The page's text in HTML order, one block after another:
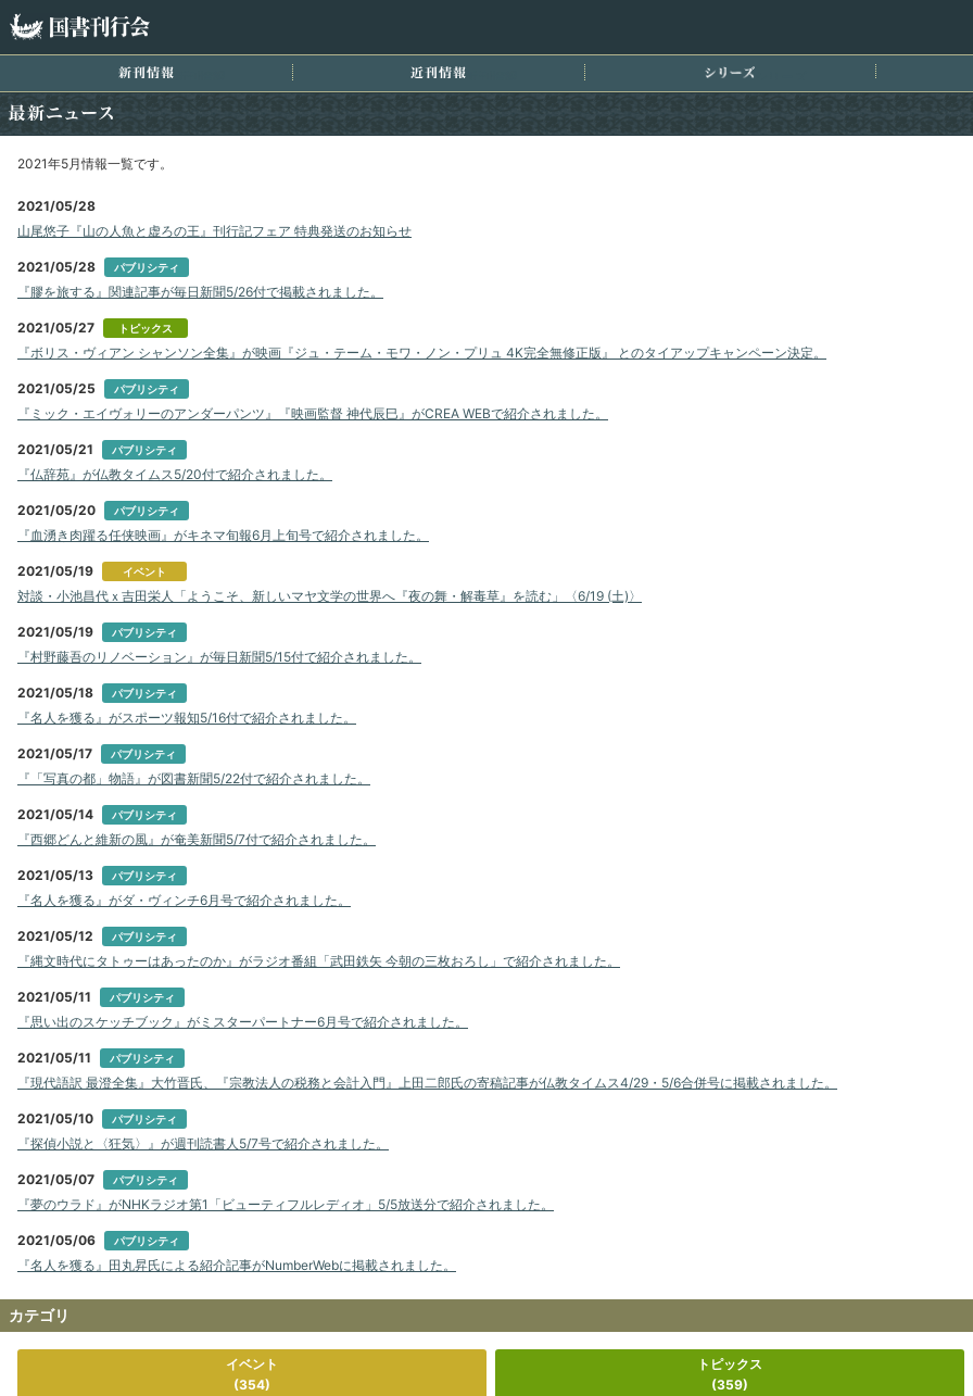
新刊情報
2021年5月情報一覧です。
2021/05/28
山尾悠子『山の人魚と虚ろの王』刊行記フェア 特典発送のお知らせ
2021/05/28 パブリシティ
『膠を旅する』関連記事が毎日新聞5/26付で掲載されました。
2021/05/27 トピックス
『ボリス・ヴィアン シャンソン全集』が映画『ジュ・テーム・モワ・ノン・プリュ 4K完全無修正版』 とのタイアップキャンペーン決定。
2021/05/25 パブリシティ
『ミック・エイヴォリーのアンダーパンツ』『映画監督 神代辰巳』がCREA WEBで紹介されました。
2021/05/21 パブリシティ
『仏辞苑』が仏教タイムス5/20付で紹介されました。
2021/05/20 パブリシティ
『血湧き肉躍る任侠映画』がキネマ旬報6月上旬号で紹介されました。
2021/05/19 イベント
対談・小池昌代ｘ吉田栄人「ようこそ、新しいマヤ文学の世界へ『夜の舞・解毒草』を読む」〈6/19 (土)〉
2021/05/19 パブリシティ
『村野藤吾のリノベーション』が毎日新聞5/15付で紹介されました。
2021/05/18 パブリシティ
『名人を獲る』がスポーツ報知5/16付で紹介されました。
2021/05/17 パブリシティ
『「写真の都」物語』が図書新聞5/22付で紹介されました。
2021/05/14 パブリシティ
『西郷どんと維新の風』が奄美新聞5/7付で紹介されました。
2021/05/13 パブリシティ
『名人を獲る』がダ・ヴィンチ6月号で紹介されました。
2021/05/12 パブリシティ
『縄文時代にタトゥーはあったのか』がラジオ番組「武田鉄矢 今朝の三枚おろし」で紹介されました。
2021/05/11 パブリシティ
『思い出のスケッチブック』がミスターパートナー6月号で紹介されました。
2021/05/11 パブリシティ
『現代語訳 最澄全集』大竹晋氏、『宗教法人の税務と会計入門』上田二郎氏の寄稿記事が仏教タイムス4/29・5/6合併号に掲載されました。
2021/05/10 パブリシティ
『探偵小説と〈狂気〉』が週刊読書人5/7号で紹介されました。
2021/05/07 パブリシティ
『夢のウラド』がNHKラジオ第1「ビューティフルレディオ」5/5放送分で紹介されました。
2021/05/06 パブリシティ
『名人を獲る』田丸昇氏による紹介記事がNumberWebに掲載されました。
カテゴリ
イベント
(354)
トピックス
(359)